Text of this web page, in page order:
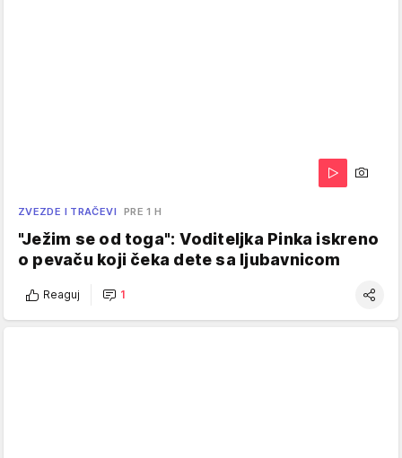
ZVEZDE I TRAČEVI PRE 1 H
"Ježim se od toga": Voditeljka Pinka iskreno
o pevaču koji čeka dete sa ljubavnicom
Reaguj 1